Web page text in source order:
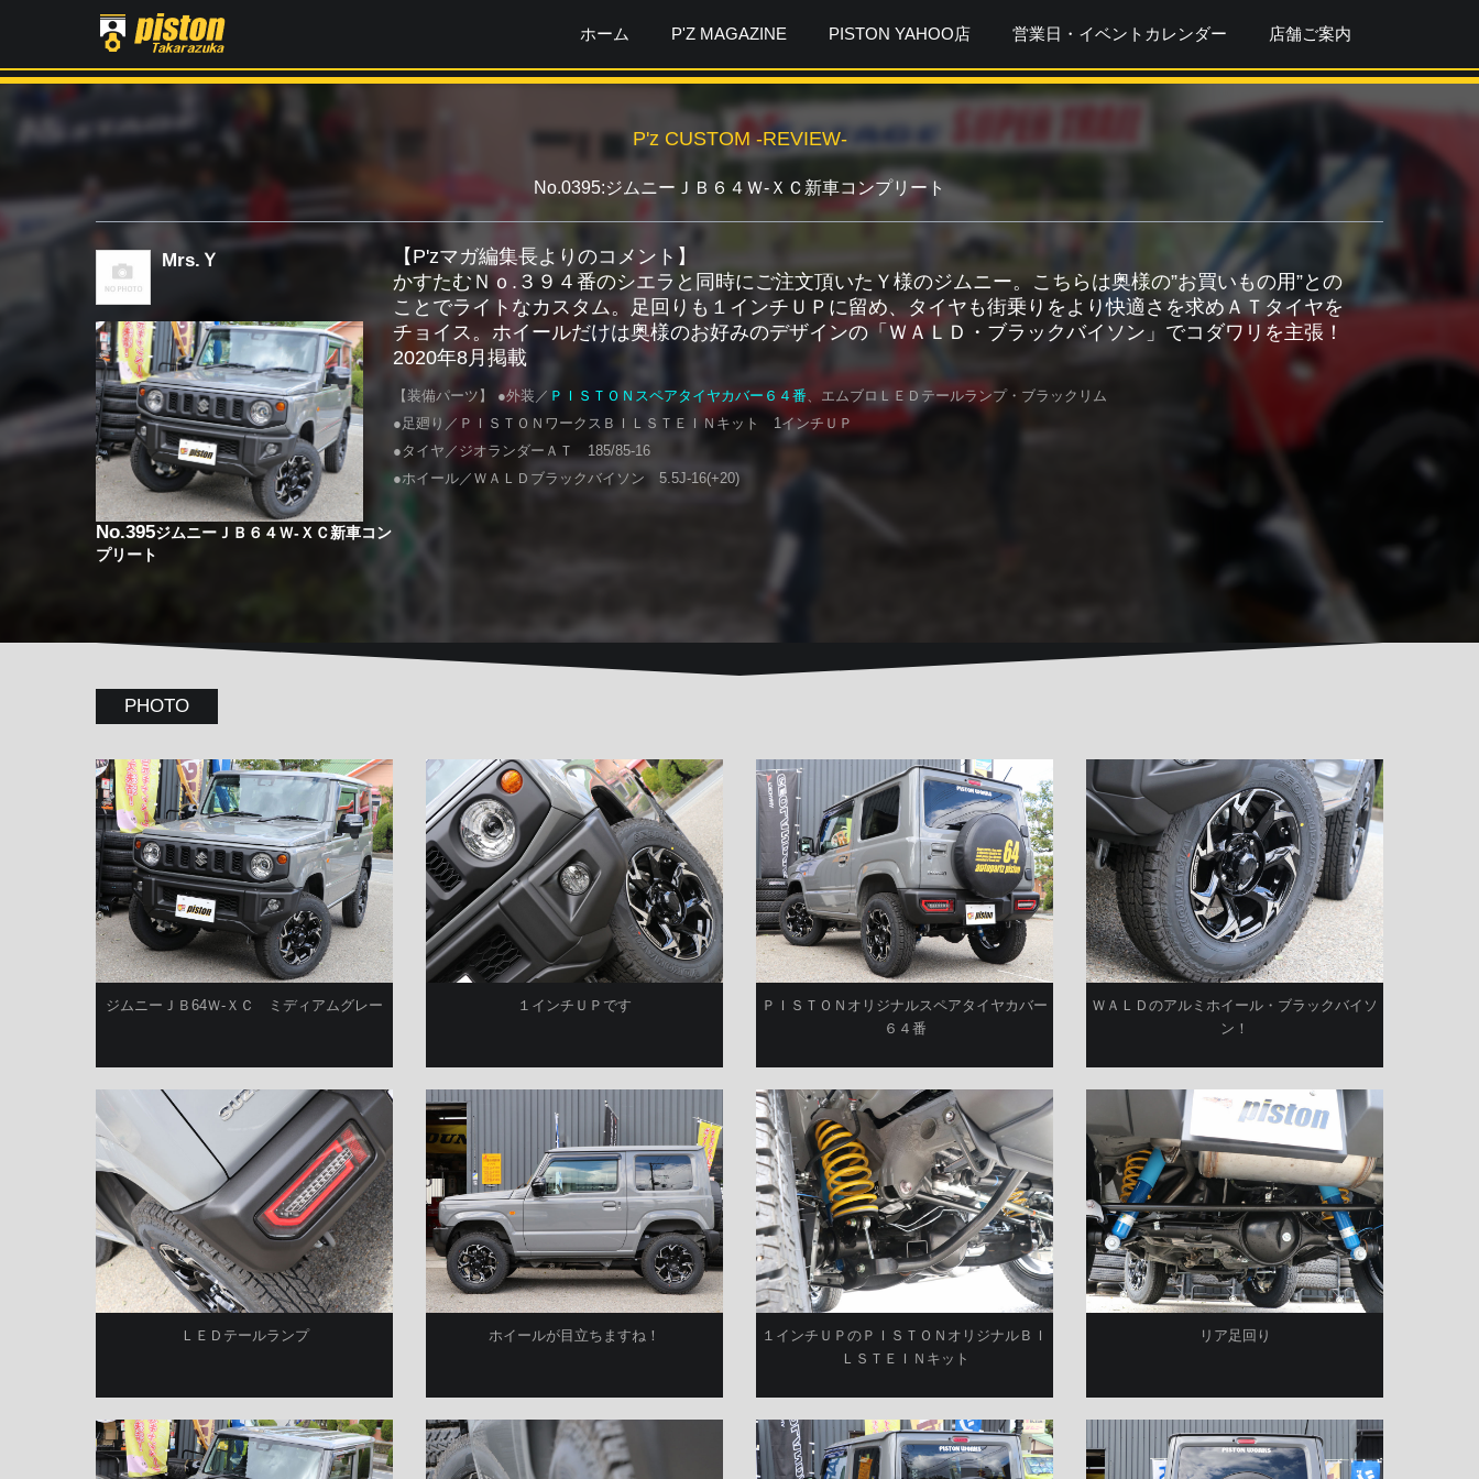
ホーム P'Z MAGAZINE PISTON YAHOO店 営業日・イベントカレンダー 店舗ご案内
P'z CUSTOM -REVIEW-
No.0395:ジムニーＪＢ６４Ｗ-ＸＣ新車コンプリート
Mrs.Ｙ
No.395ジムニーＪＢ６４Ｗ-ＸＣ新車コン
プリート
【P'zマガ編集長よりのコメント】
かすたむＮｏ.３９４番のシエラと同時にご注文頂いたＹ様のジムニー。こちらは奥様の”お買いもの用”との
ことでライトなカスタム。足回りも１インチＵＰに留め、タイヤも街乗りをより快適さを求めＡＴタイヤを
チョイス。ホイールだけは奥様のお好みのデザインの「ＷＡＬＤ・ブラックバイソン」でコダワリを主張！
2020年8月掲載
【装備パーツ】 ●外装／ ＰＩＳＴＯＮスペアタイヤカバー６４番、エムブロＬＥＤテールランプ・ブラックリム
●足廻り／ＰＩＳＴＯＮワークスＢＩＬＳＴＥＩＮキット 1インチＵＰ
●タイヤ／ジオランダーＡＴ 185/85-16
●ホイール／ＷＡＬＤブラックバイソン 5.5J-16(+20)
PHOTO
ジムニーＪＢ64Ｗ-ＸＣ ミディアムグレー １インチＵＰです
ＰＩＳＴＯＮオリジナルスペアタイヤカバー
６４番
ＷＡＬＤのアルミホイール・ブラックバイソ
ン！
ＬＥＤテールランプ ホイールが目立ちますね！
１インチＵＰのＰＩＳＴＯＮオリジナルＢＩ
ＬＳＴＥＩＮキット
リア足回り